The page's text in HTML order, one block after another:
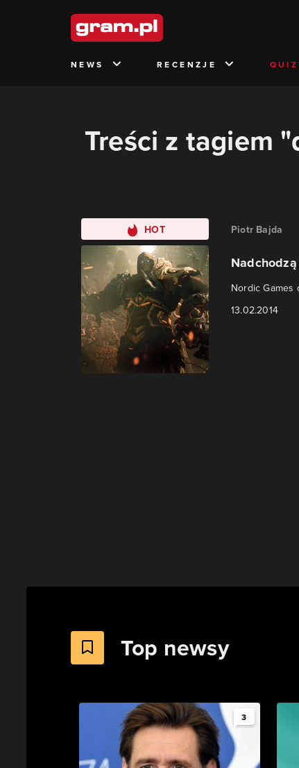
NEWS RECENZJE
Treści z tagiem
HOT Piotr Bajda
Nordic Games
13.02.2014
Top newsy
3